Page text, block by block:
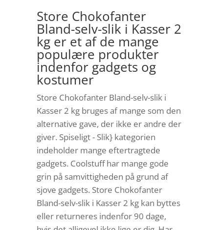
Store Chokofanter
Bland-selv-slik i Kasser 2
kg er et af de mange
populære produkter
indenfor gadgets og
kostumer
Store Chokofanter Bland-selv-slik i
Kasser 2 kg bruges af mange som den
alternative gave, der ikke er andre der
giver. Spiseligt - Slik} kategorien
indeholder mange eftertragtede
gadgets. Coolstuff har mange gode
grin på samvittigheden på grund af
sjove gadgets. Store Chokofanter
Bland-selv-slik i Kasser 2 kg kan byttes
eller returneres indenfor 90 dage,